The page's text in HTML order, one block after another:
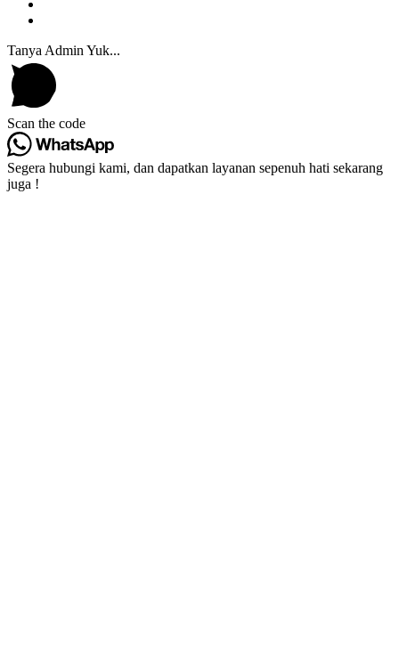
Tanya Admin Yuk...
Scan the code
Segera hubungi kami, dan dapatkan layanan sepenuh hati sekarang
juga !